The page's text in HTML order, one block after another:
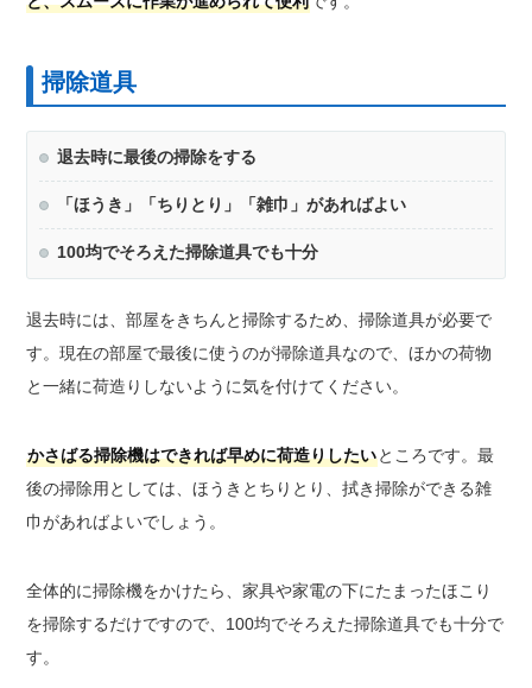
掃除道具
退去時に最後の掃除をする
「ほうき」「ちりとり」「雑巾」があればよい
100均でそろえた掃除道具でも十分
退去時には、部屋をきちんと掃除するため、掃除道具が必要で
す。現在の部屋で最後に使うのが掃除道具なので、ほかの荷物
と一緒に荷造りしないように気を付けてください。
かさばる掃除機はできれば早めに荷造りしたいところです。最
後の掃除用としては、ほうきとちりとり、拭き掃除ができる雑
巾があればよいでしょう。
全体的に掃除機をかけたら、家具や家電の下にたまったほこり
を掃除するだけですので、100均でそろえた掃除道具でも十分で
す。